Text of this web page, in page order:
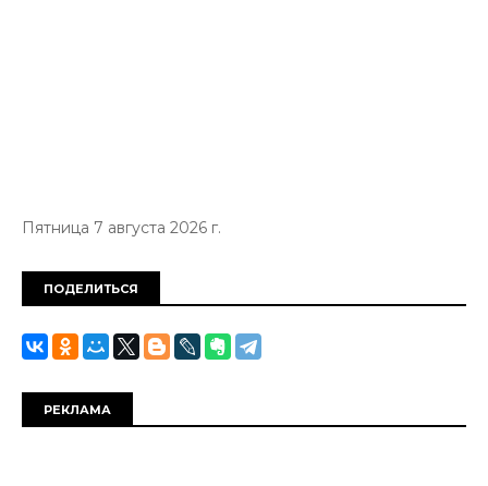
Пятница 7 августа 2026 г.
ПОДЕЛИТЬСЯ
РЕКЛАМА